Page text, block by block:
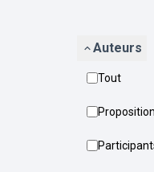
Auteurs
Tout